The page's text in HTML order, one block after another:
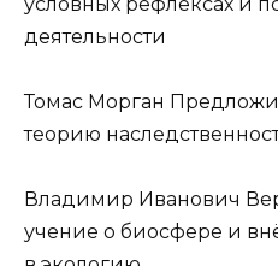
деятельности
Томас Морган
теорию
Владимир Иванович
учение о биосфере и